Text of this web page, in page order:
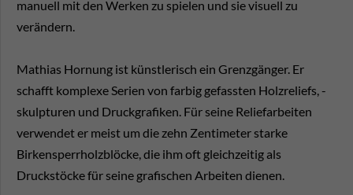
manuell mit den Werken zu spielen und sie visuell zu
verändern.
Mathias Hornung ist künstlerisch ein Grenzgänger. Er
schafft komplexe Serien von farbig gefassten Holzreliefs, -
skulpturen und Druckgrafiken. Für seine Reliefarbeiten
verwendet er meist um die zehn Zentimeter starke
Birkensperrholzblöcke, die ihm oft gleichzeitig als
Druckstöcke für seine grafischen Arbeiten dienen.